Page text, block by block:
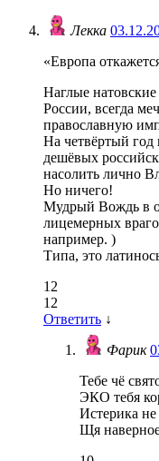
Лекка
«Европа
Наглые
России, всегда
православную
На четвёртый год
дешёвых
насолить лично
Но ничего!
Мудрый Вождь в
лицемерных
например. )
Типа, это
12
12
Ответить ↓
Фарик
Тебе чё
ЭКО тебя
Истерика
Щя